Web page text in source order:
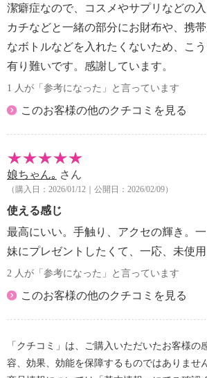
潔癖症なので、コスメやサプリなどの
カチなどと一緒の部分にお財布や、携
なボトルなどを入れたくないため、こ
有り難いです。感謝しています。
1 人が「参考になった」と言っています
このお客様の他のクチコミを見る
娘ちゃん｡ さん
（購入日：2026/01/12｜公開日：2026/02/09）
使える感じ
最高にいい。手触り、アクセの輝き。一
妹にプレゼントしたくて、一応、未使用
2 人が「参考になった」と言っています
このお客様の他のクチコミを見る
「クチコミ」は、ご購入いただいたお客様の
容、効果、効能を保障するものではありませ